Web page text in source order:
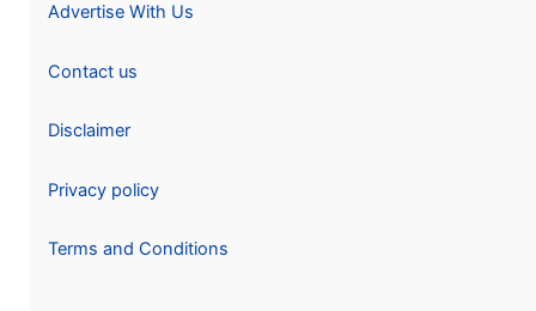
Advertise With Us
Contact us
Disclaimer
Privacy policy
Terms and Conditions